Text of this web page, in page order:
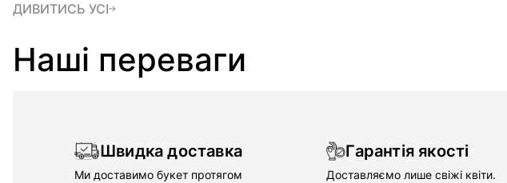
ДИВИТИСЬ УСІ
Наші переваги
Швидка доставка
Ми доставимо букет протягом
Гарантія якості
Доставляємо лише свіжі квіти.